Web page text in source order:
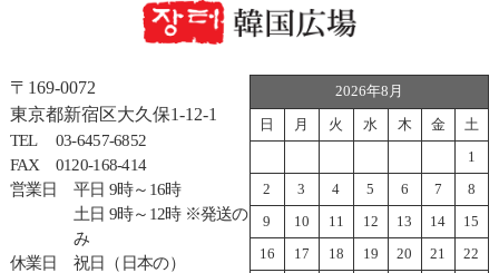
〒169-0072
東京都新宿区大久保1-12-1
TEL
03-6457-6852
FAX
0120-168-414
営業日
平日 9時～16時
土日 9時～12時 ※発送の
み
休業日
祝日（日本の）
2026年8月
日 月 火 水 木 金 土
1
2 3 4 5 6 7 8
9 10 11 12 13 14 15
16 17 18 19 20 21 22